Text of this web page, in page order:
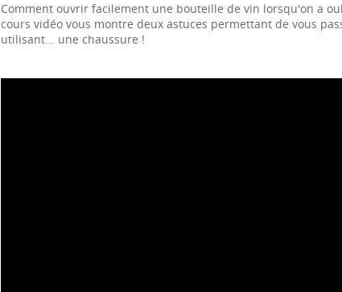
Comment ouvrir facilement une bouteille de vin lorsqu'on a
cours vidéo vous montre deux astuces permettant de vous
utilisant... une chaussure !